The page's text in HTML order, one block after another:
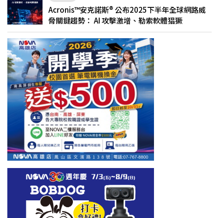
Acronis™安克諾斯® 公布2025下半年全球網路威
脅關鍵趨勢： AI 攻擊激增、勒索軟體猖獗